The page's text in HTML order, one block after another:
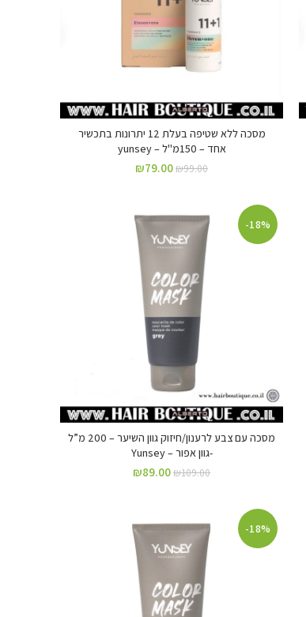
מסכה ללא שטיפה בעלת 12 יתרונות בתכשיר
אחד – 150מ"ל – yunsey
₪99.00
₪79.00
-18%
מסכה עם צבע לרענון/חיזוק גוון השיער – 200 מ”ל
-גוון אפור – Yunsey
₪109.00
₪89.00
-18%